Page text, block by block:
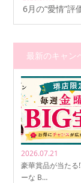
6月の“愛情”評
最新のキャン
2026.07.21
豪華賞品が当たる
ーな B…